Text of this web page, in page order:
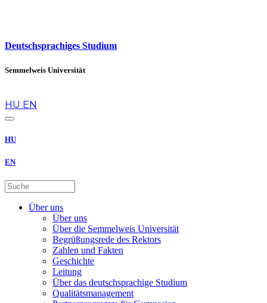
Deutschsprachiges Studium
Semmelweis Universität
HU EN
HU
EN
Über uns
Über uns
Über die Semmelweis Universität
Begrüßungsrede des Rektors
Zahlen und Fakten
Geschichte
Leitung
Über das deutschsprachige Studium
Qualitätsmanagement